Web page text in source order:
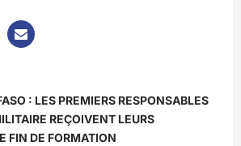
: LES PREMIERS RESPONSABLES
REÇOIVENT LEURS
FIN DE FORMATION